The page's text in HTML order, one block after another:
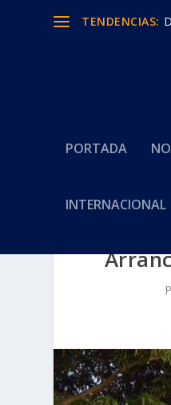
TENDENCIAS:
PORTADA
INTERNACIONAL